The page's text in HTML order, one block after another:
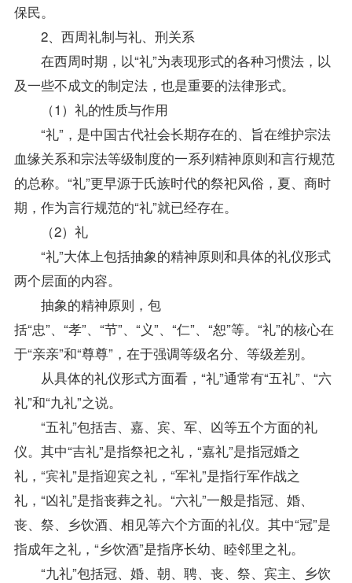
保民。
2、西周礼制与礼、刑关系
在西周时期，以“礼”为表现形式的各种习惯法，以
及一些不成文的制定法，也是重要的法律形式。
（1）礼的性质与作用
“礼”，是中国古代社会长期存在的、旨在维护宗法
血缘关系和宗法等级制度的一系列精神原则和言行规范
的总称。“礼”更早源于氏族时代的祭祀风俗，夏、商时
期，作为言行规范的“礼”就已经存在。
（2）礼
“礼”大体上包括抽象的精神原则和具体的礼仪形式
两个层面的内容。
抽象的精神原则，包
括“忠”、“孝”、“节”、“义”、“仁”、“恕”等。“礼”的核心在
于“亲亲”和“尊尊”，在于强调等级名分、等级差别。
从具体的礼仪形式方面看，“礼”通常有“五礼”、“六
礼”和“九礼”之说。
“五礼”包括吉、嘉、宾、军、凶等五个方面的礼
仪。其中“吉礼”是指祭祀之礼，“嘉礼”是指冠婚之
礼，“宾礼”是指迎宾之礼，“军礼”是指行军作战之
礼，“凶礼”是指丧葬之礼。“六礼”一般是指冠、婚、
丧、祭、乡饮酒、相见等六个方面的礼仪。其中“冠”是
指成年之礼，“乡饮酒”是指序长幼、睦邻里之礼。
“九礼”包括冠、婚、朝、聘、丧、祭、宾主、乡饮